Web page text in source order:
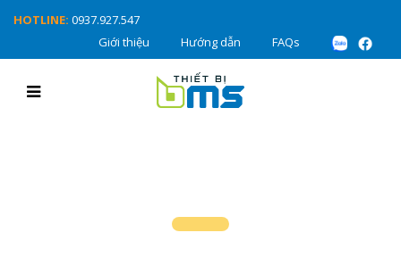
HOTLINE: 0937.927.547
Giới thiệu
Hướng dẫn FAQs